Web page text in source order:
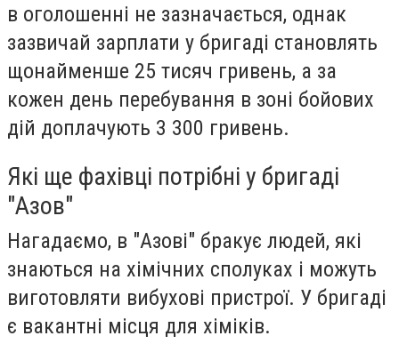
в оголошенні не зазначається, однак
зазвичай зарплати у бригаді становлять
щонайменше 25 тисяч гривень, а за
кожен день перебування в зоні бойових
дій доплачують 3 300 гривень.
Які ще фахівці потрібні у бригаді
"Азов"
Нагадаємо, в "Азові" бракує людей, які
знаються на хімічних сполуках і можуть
виготовляти вибухові пристрої. У бригаді
є вакантні місця для хіміків.